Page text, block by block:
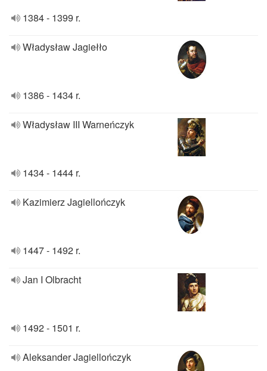
1384 - 1399 r.
Władysław Jagiełło
1386 - 1434 r.
Władysław III Warneńczyk
1434 - 1444 r.
Kazimierz Jagiellończyk
1447 - 1492 r.
Jan I Olbracht
1492 - 1501 r.
Aleksander Jagiellończyk